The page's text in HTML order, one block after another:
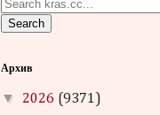
Search
Архив
▼ 2026 (9371)